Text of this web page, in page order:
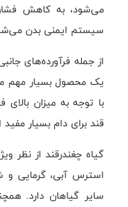
می‌شود، به کاهش
سیستم ایمنی بدن
از جمله فرآورده‌های
یک محصول بسیار مهم
با توجه به میزان
قند برای دام بسیار
گیاه چغندرقند از نظر
استرس آبی، گرمایی
سایر گیاهان دارد.